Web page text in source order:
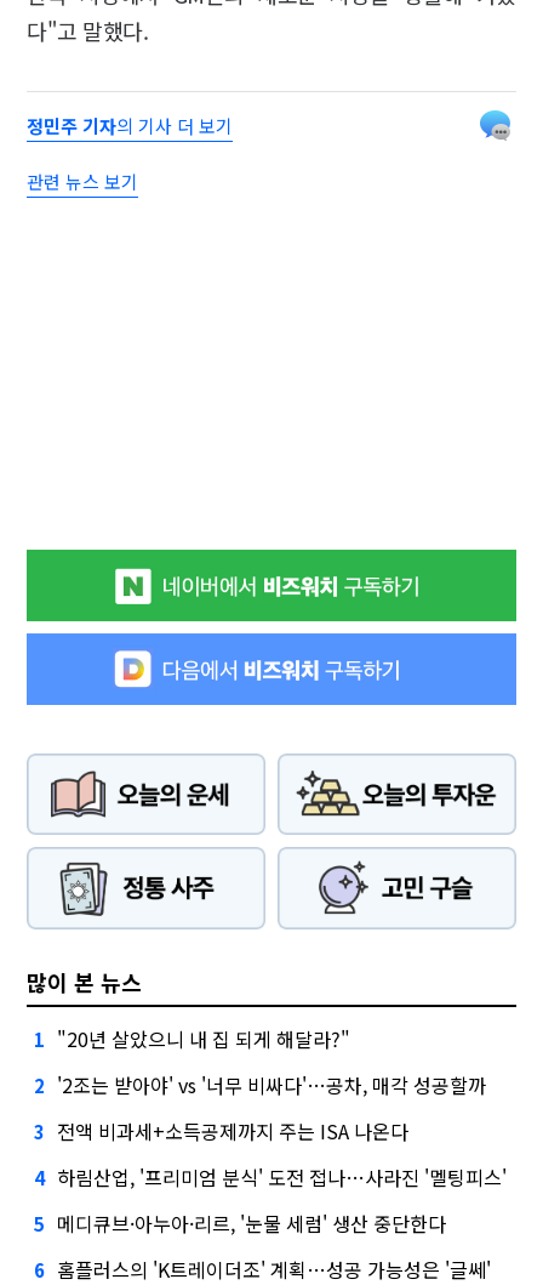
다"고 말했다.
정민주 기자의 기사 더 보기
관련 뉴스 보기
많이 본 뉴스
1 "20년 살았으니 내 집 되게 해달라?"
2 '2조는 받아야' vs '너무 비싸다'…공차, 매각 성공할까
3 전액 비과세+소득공제까지 주는 ISA 나온다
4 하림산업, '프리미엄 분식' 도전 접나…사라진 '멜팅피스'
5 메디큐브·아누아·리르, '눈물 세럼' 생산 중단한다
6 홈플러스의 'K트레이더조' 계획…성공 가능성은 '글쎄'